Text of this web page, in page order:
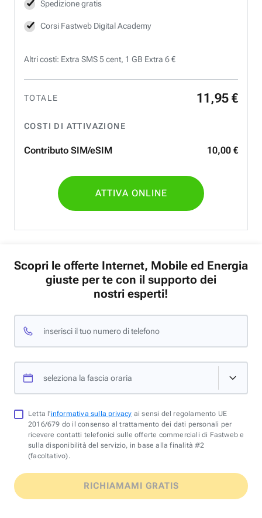
Spedizione gratis
Corsi Fastweb Digital Academy
Altri costi: Extra SMS 5 cent, 1 GB Extra 6 €
TOTALE 11 ,95 €
COSTI DI ATTIVAZIONE
Contributo SIM/eSIM 10,00 €
ATTIVA ONLINE
Scopri le offerte Internet, Mobile ed Energia
giuste per te con il supporto dei
nostri esperti!
inserisci il tuo numero di telefono
seleziona la fascia oraria
Letta l'informativa sulla privacy ai sensi del regolamento UE
2016/679 do il consenso al trattamento dei dati personali per
ricevere contatti telefonici sulle offerte commerciali di Fastweb e
sulla disponibilità del servizio, in base alla finalità #2
(facoltativo).
RICHIAMAMI GRATIS